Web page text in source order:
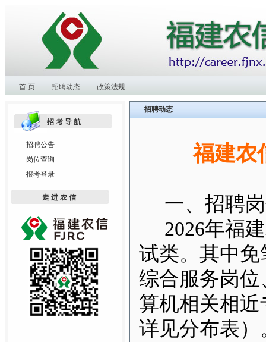
首 页 招聘动态 政策法规
招考导航
招聘公告
岗位查询
报考登录
走进农信
招聘动态
福建农
一、招聘
2026年福
试类。其中
综合服务岗
算机相关相
详见分布表）